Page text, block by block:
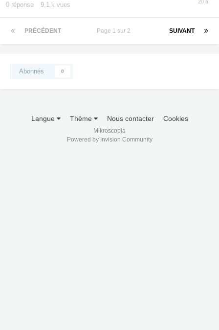
0 réponse 9,1 k vues
PRÉCÉDENT SUIVANT
Page 1 sur 2
Abonnés 0
Langue Thème Nous contacter Cookies
Mikroscopia
Powered by Invision Community